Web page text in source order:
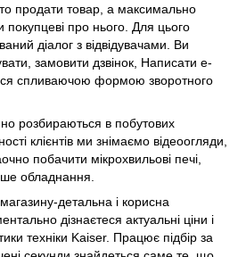
продати товар, а максимально
покупцеві про нього. Для цього
діалог з відвідувачами. Ви
замовити дзвінок, Написати e-
спливаючою формою зворотного
розбираються в побутових
клієнтів ми знімаємо відеоогляди,
побачити мікрохвильові печі,
обладнання.
детальна і корисна
дізнаєтеся актуальні ціни і
техніки Kaiser. Працює підбір за